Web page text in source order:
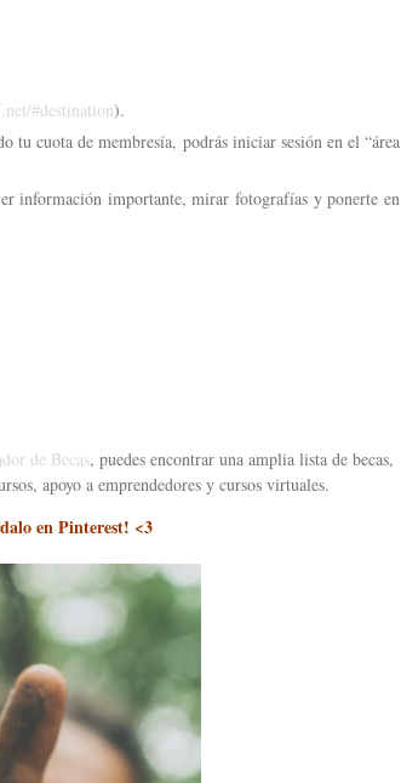
#destination).
tu cuota de membresía, podrás iniciar sesión en el “área
información importante, mirar fotografías y ponerte en
de Becas, puedes encontrar una amplia lista de becas,
apoyo a emprendedores y cursos virtuales.
en Pinterest! <3